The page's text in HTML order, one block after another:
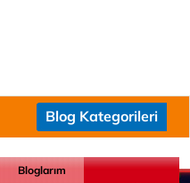
Blog Kategorileri
Bloglarım